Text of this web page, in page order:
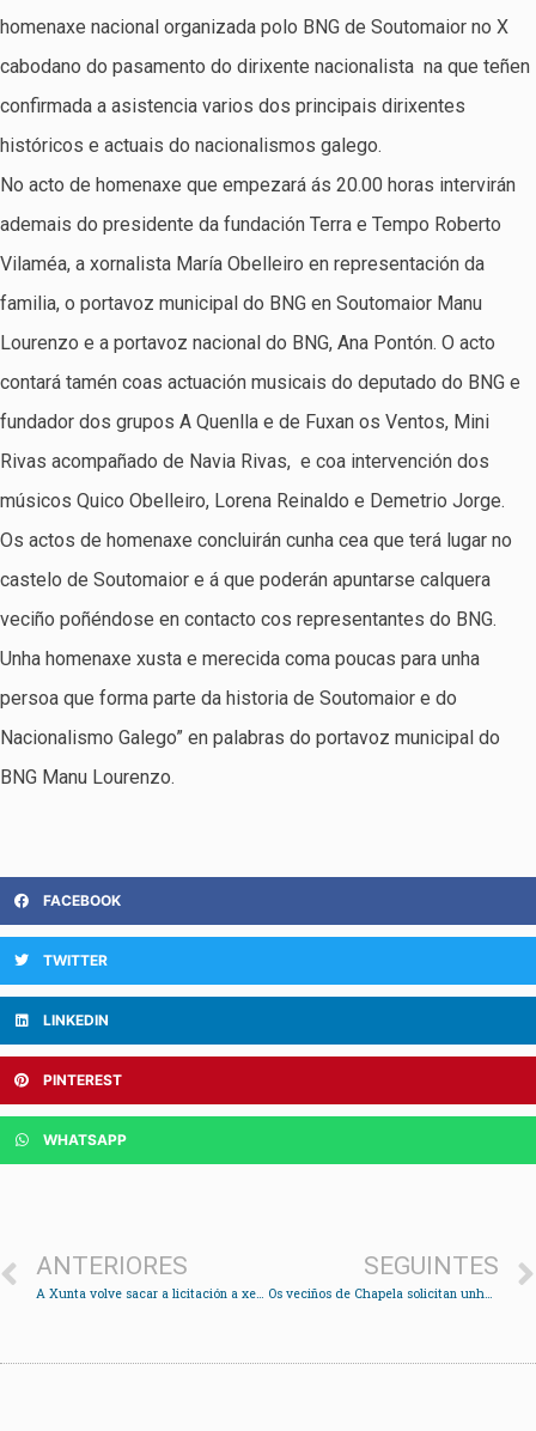
homenaxe nacional organizada polo BNG de Soutomaior no X
cabodano do pasamento do dirixente nacionalista na que teñen
confirmada a asistencia varios dos principais dirixentes
históricos e actuais do nacionalismos galego.
No acto de homenaxe que empezará ás 20.00 horas intervirán
ademais do presidente da fundación Terra e Tempo Roberto
Vilaméa, a xornalista María Obelleiro en representación da
familia, o portavoz municipal do BNG en Soutomaior Manu
Lourenzo e a portavoz nacional do BNG, Ana Pontón. O acto
contará tamén coas actuación musicais do deputado do BNG e
fundador dos grupos A Quenlla e de Fuxan os Ventos, Mini
Rivas acompañado de Navia Rivas, e coa intervención dos
músicos Quico Obelleiro, Lorena Reinaldo e Demetrio Jorge.
Os actos de homenaxe concluirán cunha cea que terá lugar no
castelo de Soutomaior e á que poderán apuntarse calquera
veciño poñéndose en contacto cos representantes do BNG.
Unha homenaxe xusta e merecida coma poucas para unha
persoa que forma parte da historia de Soutomaior e do
Nacionalismo Galego” en palabras do portavoz municipal do
BNG Manu Lourenzo.
FACEBOOK
TWITTER
LINKEDIN
PINTEREST
WHATSAPP
ANTERIORES
A Xunta volve sacar a licitación a xestión residencial do centro de día de Cesantes
SEGUINTES
Os veciños de Chapela solicitan unha reunión con Abel Caballero para abordar o tema do Vitrasa